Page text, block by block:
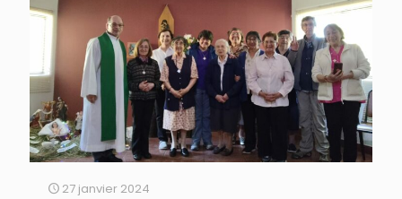
27 janvier 2024